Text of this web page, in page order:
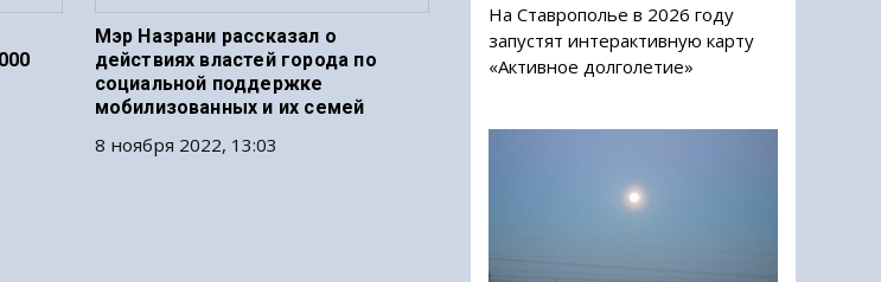
Мэр Назрани рассказал о
действиях властей города по
социальной поддержке
мобилизованных и их семей
8 ноября 2022, 13:03
На Ставрополье в 2026 году
запустят интерактивную карту
«Активное долголетие»